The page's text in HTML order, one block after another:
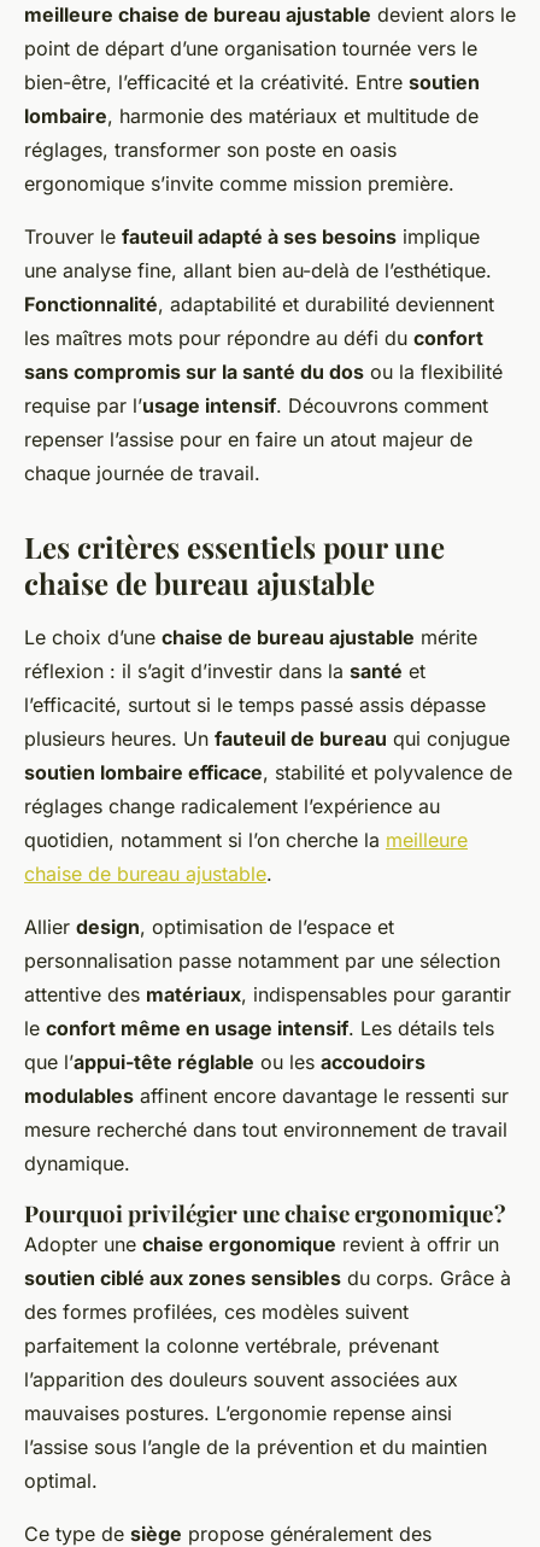
meilleure chaise de bureau ajustable devient alors le
point de départ d’une organisation tournée vers le
bien-être, l’efficacité et la créativité. Entre soutien
lombaire, harmonie des matériaux et multitude de
réglages, transformer son poste en oasis
ergonomique s’invite comme mission première.
Trouver le fauteuil adapté à ses besoins implique
une analyse fine, allant bien au-delà de l’esthétique.
Fonctionnalité, adaptabilité et durabilité deviennent
les maîtres mots pour répondre au défi du confort
sans compromis sur la santé du dos ou la flexibilité
requise par l’usage intensif. Découvrons comment
repenser l’assise pour en faire un atout majeur de
chaque journée de travail.
Les critères essentiels pour une
chaise de bureau ajustable
Le choix d’une chaise de bureau ajustable mérite
réflexion : il s’agit d’investir dans la santé et
l’efficacité, surtout si le temps passé assis dépasse
plusieurs heures. Un fauteuil de bureau qui conjugue
soutien lombaire efficace, stabilité et polyvalence de
réglages change radicalement l’expérience au
quotidien, notamment si l’on cherche la meilleure
chaise de bureau ajustable.
Allier design, optimisation de l’espace et
personnalisation passe notamment par une sélection
attentive des matériaux, indispensables pour garantir
le confort même en usage intensif. Les détails tels
que l’appui-tête réglable ou les accoudoirs
modulables affinent encore davantage le ressenti sur
mesure recherché dans tout environnement de travail
dynamique.
Pourquoi privilégier une chaise ergonomique ?
Adopter une chaise ergonomique revient à offrir un
soutien ciblé aux zones sensibles du corps. Grâce à
des formes profilées, ces modèles suivent
parfaitement la colonne vertébrale, prévenant
l’apparition des douleurs souvent associées aux
mauvaises postures. L’ergonomie repense ainsi
l’assise sous l’angle de la prévention et du maintien
optimal.
Ce type de siège propose généralement des